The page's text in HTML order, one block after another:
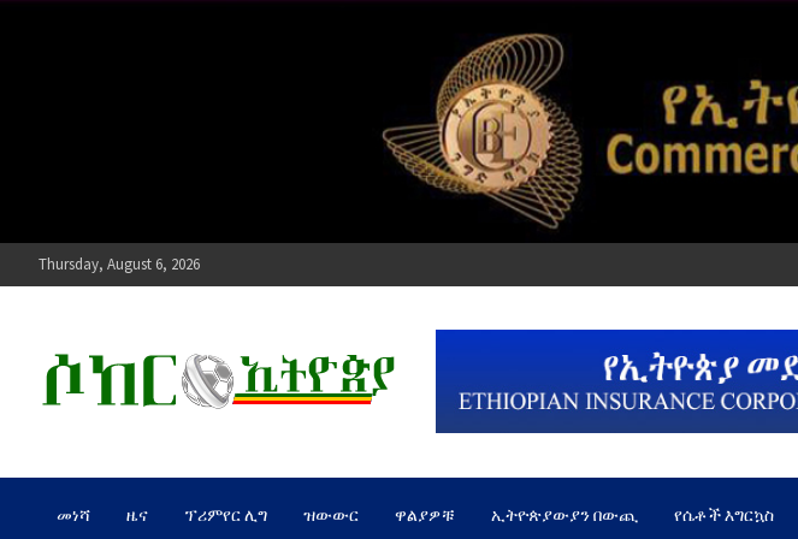
Thursday, August 6, 2026
ሶከር ኢትዮጵያ
መነሻ ዜና ፕሪምየር ሊግ ዝውውር ዋልያዎቹ ኢትዮጵያውያን በውጪ የሴቶች እግርኳስ